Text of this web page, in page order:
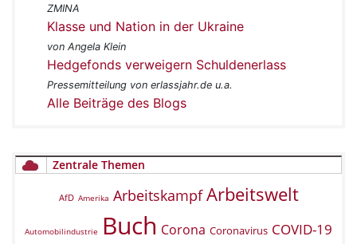
ZMINA
Klasse und Nation in der Ukraine
von Angela Klein
Hedgefonds verweigern Schuldenerlass
Pressemitteilung von erlassjahr.de u.a.
Alle Beiträge des Blogs
Zentrale Themen
AfD Amerika Arbeitskampf Arbeitswelt
Automobilindustrie Buch Corona Coronavirus COVID-19